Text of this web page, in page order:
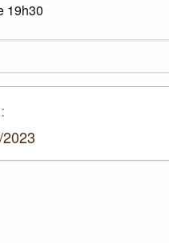
19h30